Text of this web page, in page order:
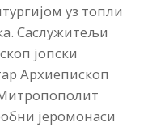
уз топли
Саслужитељи
јопски
Архиепископ
јеромонаси